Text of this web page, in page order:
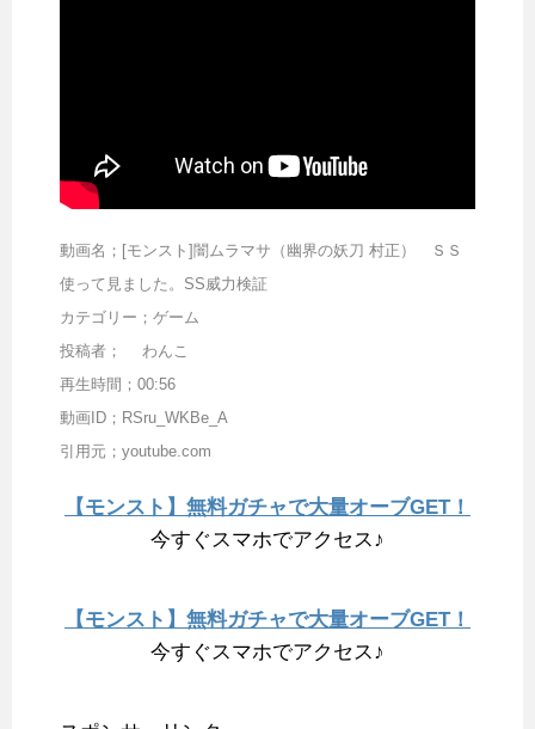
動画名；[モンスト]闇ムラマサ（幽界の妖刀 村正） ＳＳ
使って見ました。SS威力検証
カテゴリー；ゲーム
投稿者； わんこ
再生時間；00:56
動画ID；RSru_WKBe_A
引用元；youtube.com
【モンスト】無料ガチャで大量オーブGET！
今すぐスマホでアクセス♪
【モンスト】無料ガチャで大量オーブGET！
今すぐスマホでアクセス♪